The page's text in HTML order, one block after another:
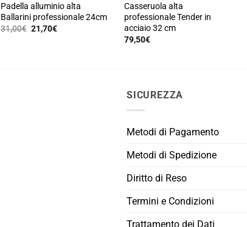
Padella alluminio alta
Ballarini professionale 24cm
31,00€ Il
21,70€Il
Casseruola alta
professionale Tender in
acciaio 32 cm
79,50€
SICUREZZA
Metodi di Pagamento
Metodi di Spedizione
Diritto di Reso
Termini e Condizioni
Trattamento dei Dati